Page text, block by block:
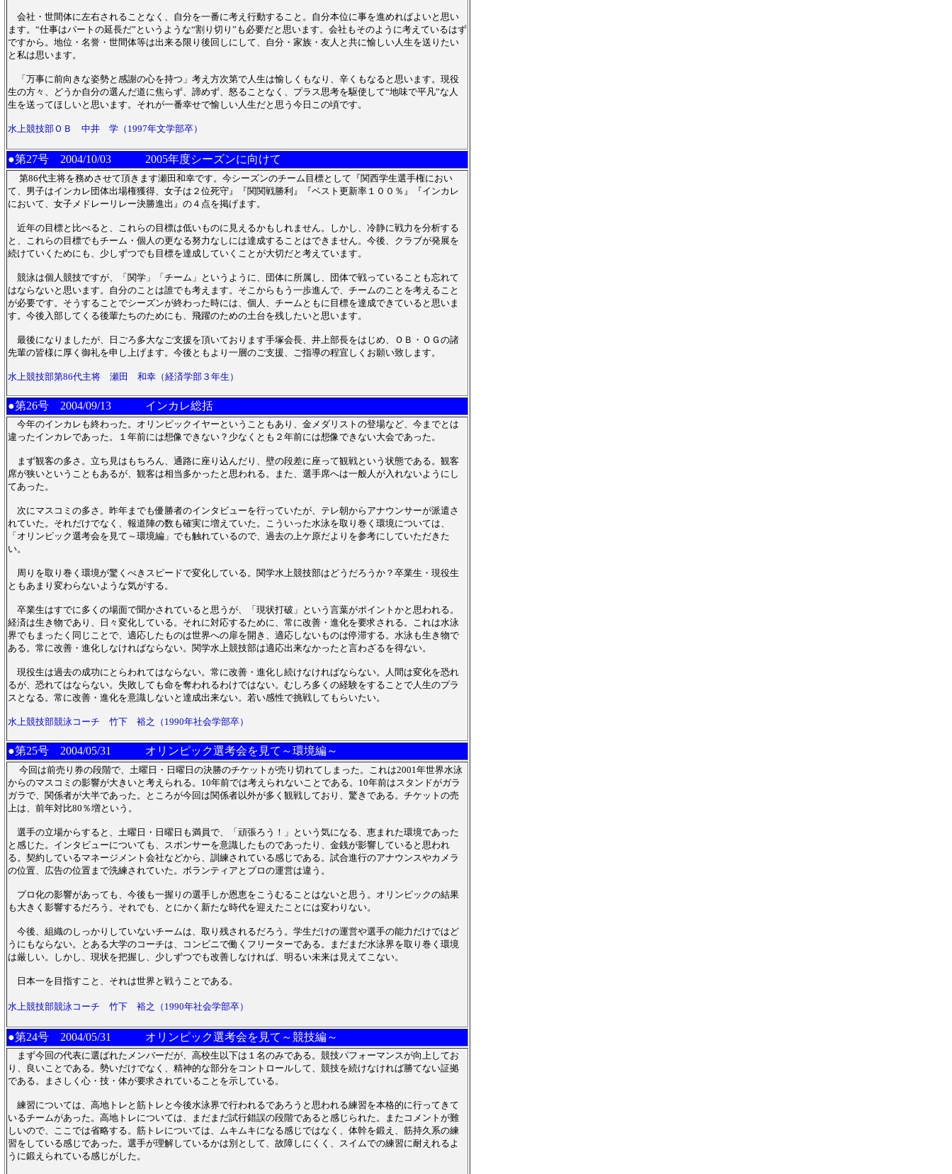
会社・世間体に左右されることなく、自分を一番に考え行動すること。自分本位に事を進めればよいと思い
ます。“仕事はパートの延長だ”というような“割り切り”も必要だと思います。会社もそのように考えているはず
ですから。地位・名誉・世間体等は出来る限り後回しにして、自分・家族・友人と共に愉しい人生を送りたい
と私は思います。
「万事に前向きな姿勢と感謝の心を持つ」考え方次第で人生は愉しくもなり、辛くもなると思います。現役
生の方々、どうか自分の選んだ道に焦らず、諦めず、怒ることなく、プラス思考を駆使して“地味で平凡”な人
生を送ってほしいと思います。それが一番幸せで愉しい人生だと思う今日この頃です。
水上競技部ＯＢ 中井 学（1997年文学部卒）
●第27号 2004/10/03 2005年度シーズンに向けて
第86代主将を務めさせて頂きます瀬田和幸です。今シーズンのチーム目標として『関西学生選手権におい
て、男子はインカレ団体出場権獲得、女子は２位死守』『関関戦勝利』『ベスト更新率１００％』『インカレ
において、女子メドレーリレー決勝進出』の４点を掲げます。
近年の目標と比べると、これらの目標は低いものに見えるかもしれません。しかし、冷静に戦力を分析する
と、これらの目標でもチーム・個人の更なる努力なしには達成することはできません。今後、クラブが発展を
続けていくためにも、少しずつでも目標を達成していくことが大切だと考えています。
競泳は個人競技ですが、「関学」「チーム」というように、団体に所属し、団体で戦っていることも忘れて
はならないと思います。自分のことは誰でも考えます。そこからもう一歩進んで、チームのことを考えること
が必要です。そうすることでシーズンが終わった時には、個人、チームともに目標を達成できていると思いま
す。今後入部してくる後輩たちのためにも、飛躍のための土台を残したいと思います。
最後になりましたが、日ごろ多大なご支援を頂いております手塚会長、井上部長をはじめ、ＯＢ・ＯＧの諸
先輩の皆様に厚く御礼を申し上げます。今後ともより一層のご支援、ご指導の程宜しくお願い致します。
水上競技部第86代主将 瀬田 和幸（経済学部３年生）
●第26号 2004/09/13 インカレ総括
今年のインカレも終わった。オリンピックイヤーということもあり、金メダリストの登場など、今までとは
違ったインカレであった。１年前には想像できない？少なくとも２年前には想像できない大会であった。
まず観客の多さ。立ち見はもちろん、通路に座り込んだり、壁の段差に座って観戦という状態である。観客
席が狭いということもあるが、観客は相当多かったと思われる。また、選手席へは一般人が入れないようにし
てあった。
次にマスコミの多さ。昨年までも優勝者のインタビューを行っていたが、テレ朝からアナウンサーが派遣さ
れていた。それだけでなく、報道陣の数も確実に増えていた。こういった水泳を取り巻く環境については、
「オリンピック選考会を見て～環境編」でも触れているので、過去の上ケ原だよりを参考にしていただきた
い。
周りを取り巻く環境が驚くべきスピードで変化している。関学水上競技部はどうだろうか？卒業生・現役生
ともあまり変わらないような気がする。
卒業生はすでに多くの場面で聞かされていると思うが、「現状打破」という言葉がポイントかと思われる。
経済は生き物であり、日々変化している。それに対応するために、常に改善・進化を要求される。これは水泳
界でもまったく同じことで、適応したものは世界への扉を開き、適応しないものは停滞する。水泳も生き物で
ある。常に改善・進化しなければならない。関学水上競技部は適応出来なかったと言わざるを得ない。
現役生は過去の成功にとらわれてはならない。常に改善・進化し続けなければならない。人間は変化を恐れ
るが、恐れてはならない。失敗しても命を奪われるわけではない。むしろ多くの経験をすることで人生のプラ
スとなる。常に改善・進化を意識しないと達成出来ない。若い感性で挑戦してもらいたい。
水上競技部競泳コーチ 竹下 裕之（1990年社会学部卒）
●第25号 2004/05/31 オリンピック選考会を見て～環境編～
今回は前売り券の段階で、土曜日・日曜日の決勝のチケットが売り切れてしまった。これは2001年世界水泳
からのマスコミの影響が大きいと考えられる。10年前では考えられないことである。10年前はスタンドがガラ
ガラで、関係者が大半であった。ところが今回は関係者以外が多く観戦しており、驚きである。チケットの売
上は、前年対比80％増という。
選手の立場からすると、土曜日・日曜日も満員で、「頑張ろう！」という気になる、恵まれた環境であった
と感じた。インタビューについても、スポンサーを意識したものであったり、金銭が影響していると思われ
る。契約しているマネージメント会社などから、訓練されている感じである。試合進行のアナウンスやカメラ
の位置、広告の位置まで洗練されていた。ボランティアとプロの運営は違う。
プロ化の影響があっても、今後も一握りの選手しか恩恵をこうむることはないと思う。オリンピックの結果
も大きく影響するだろう。それでも、とにかく新たな時代を迎えたことには変わりない。
今後、組織のしっかりしていないチームは、取り残されるだろう。学生だけの運営や選手の能力だけではど
うにもならない。とある大学のコーチは、コンビニで働くフリーターである。まだまだ水泳界を取り巻く環境
は厳しい。しかし、現状を把握し、少しずつでも改善しなければ、明るい未来は見えてこない。
日本一を目指すこと、それは世界と戦うことである。
水上競技部競泳コーチ 竹下 裕之（1990年社会学部卒）
●第24号 2004/05/31 オリンピック選考会を見て～競技編～
まず今回の代表に選ばれたメンバーだが、高校生以下は１名のみである。競技パフォーマンスが向上してお
り、良いことである。勢いだけでなく、精神的な部分をコントロールして、競技を続けなければ勝てない証拠
である。まさしく心・技・体が要求されていることを示している。
練習については、高地トレと筋トレと今後水泳界で行われるであろうと思われる練習を本格的に行ってきて
いるチームがあった。高地トレについては、まだまだ試行錯誤の段階であると感じられた。またコメントが難
しいので、ここでは省略する。筋トレについては、ムキムキになる感じではなく、体幹を鍛え、筋持久系の練
習をしている感じであった。選手が理解しているかは別として、故障しにくく、スイムでの練習に耐えれるよ
うに鍛えられている感じがした。